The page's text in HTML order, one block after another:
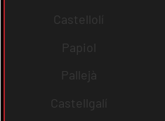
Castellolí
Papiol
Pallejà
Castellgalí